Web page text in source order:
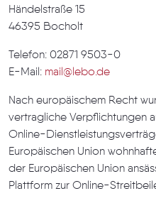
Händelstraße 15
46395 Bocholt
Telefon: 02871 9503-0
E-Mail: mail@lebo.de
Nach europäischem Recht
vertragliche Verpflichtungen
Online-
Europäischen Union
der Europäischen Union
Plattform zur Online-